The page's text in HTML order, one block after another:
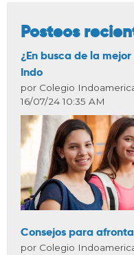
Posteos
¿En busca de la
Indo
por Colegio
16/07/24 10:35 AM
Consejos para
por Colegio